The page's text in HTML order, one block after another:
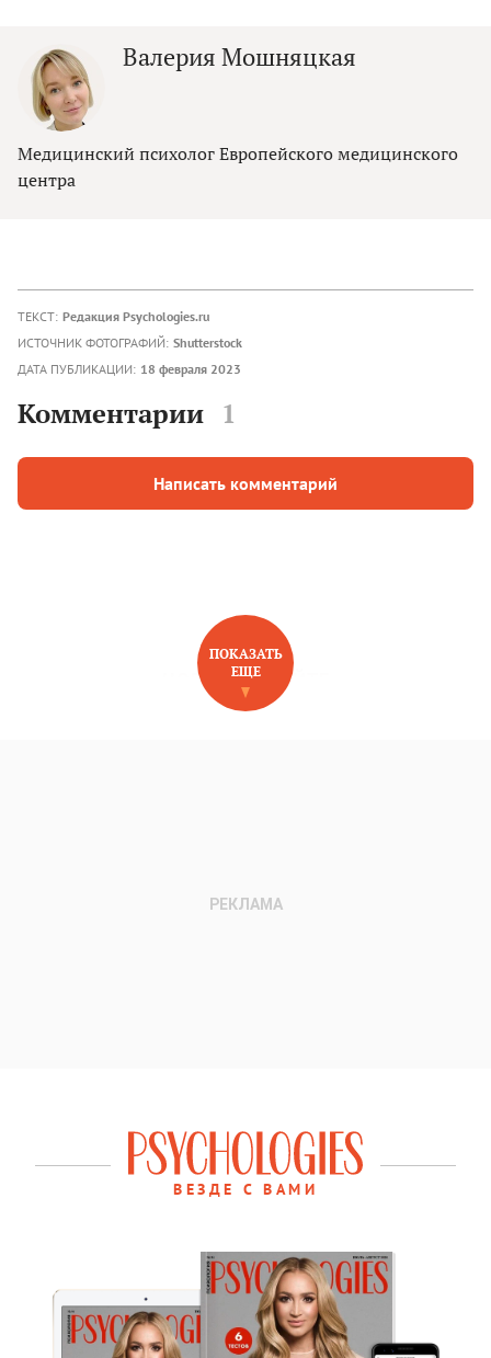
Валерия Мошняцкая
Медицинский психолог Европейского медицинского
центра
ТЕКСТ: Редакция Psychologies.ru
ИСТОЧНИК ФОТОГРАФИЙ: Shutterstock
ДАТА ПУБЛИКАЦИИ: 18 февраля 2023
Комментарии 1
Написать комментарий
НОВОЕ НА САЙТЕ
ПОКАЗАТЬ
ЕЩЕ
ВЕЗДЕ С ВАМИ